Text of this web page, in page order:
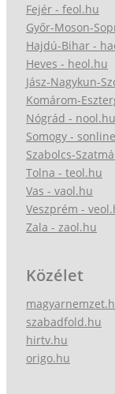
Fejér - feol.hu
Győr-Moson-
Hajdú-Bihar -
Heves - heol.hu
Jász-Nagykun-
Komárom-
Nógrád - nool.hu
Somogy -
Szabolcs-
Tolna - teol.hu
Vas - vaol.hu
Veszprém -
Zala - zaol.hu
Közélet
szabadfold.hu
hirtv.hu
origo.hu